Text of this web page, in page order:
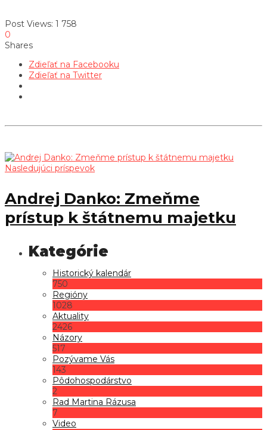
Post Views: 1 758
0
Shares
Zdieľať na Facebooku
Zdieľať na Twitter
Nasledujúci príspevok
Andrej Danko: Zmeňme
prístup k štátnemu majetku
Historický kalendár
750
Regióny
1028
Aktuality
2426
Názory
517
Pozývame Vás
143
Pôdohospodárstvo
2
Rad Martina Rázusa
7
Video